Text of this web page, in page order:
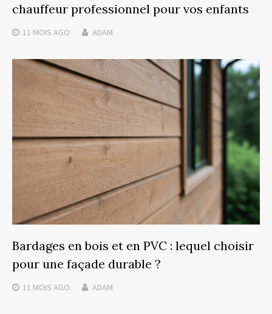
chauffeur professionnel pour vos enfants
11 MOIS AGO ADAM
Bardages en bois et en PVC : lequel choisir
pour une façade durable ?
11 MOIS AGO ADAM